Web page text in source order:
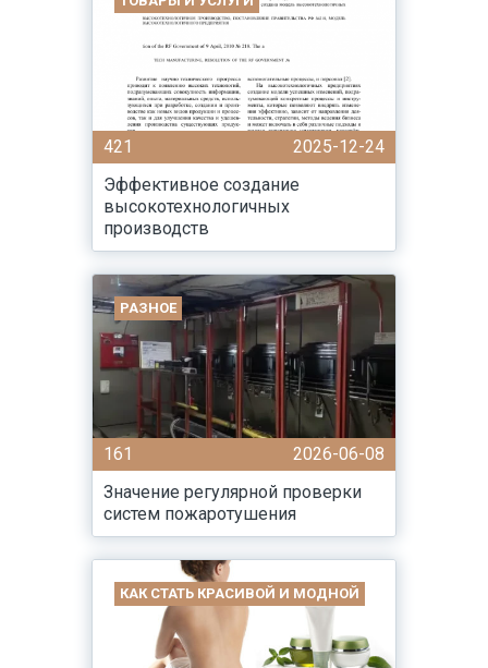
421
2025-12-24
Эффективное создание
высокотехнологичных
производств
РАЗНОЕ
161
2026-06-08
Значение регулярной проверки
систем пожаротушения
КАК СТАТЬ КРАСИВОЙ И МОДНОЙ